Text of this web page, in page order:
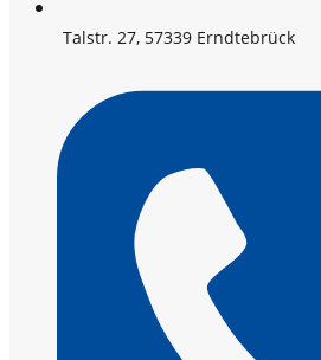
Talstr. 27, 57339 Erndtebrück